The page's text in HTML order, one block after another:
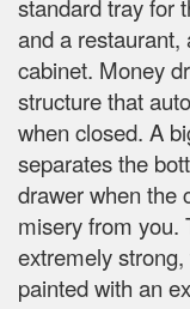
standard tray for
and a restaurant,
cabinet. Money
structure that
when closed. A
separates the
drawer when the
misery from you.
extremely
painted with an